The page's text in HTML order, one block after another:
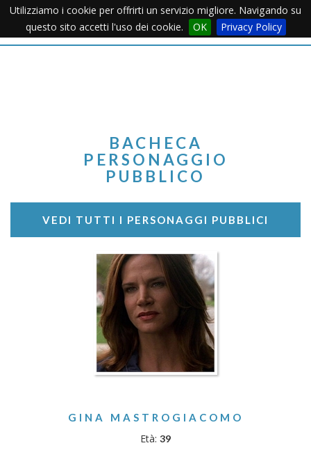
Utilizziamo i cookie per offrirti un servizio migliore. Navigando su
questo sito accetti l'uso dei cookie.
OK Privacy PolicyMenu
BACHECA
PERSONAGGIO
PUBBLICO
VEDI TUTTI I PERSONAGGI PUBBLICI
GINA MASTROGIACOMO
Età: 39